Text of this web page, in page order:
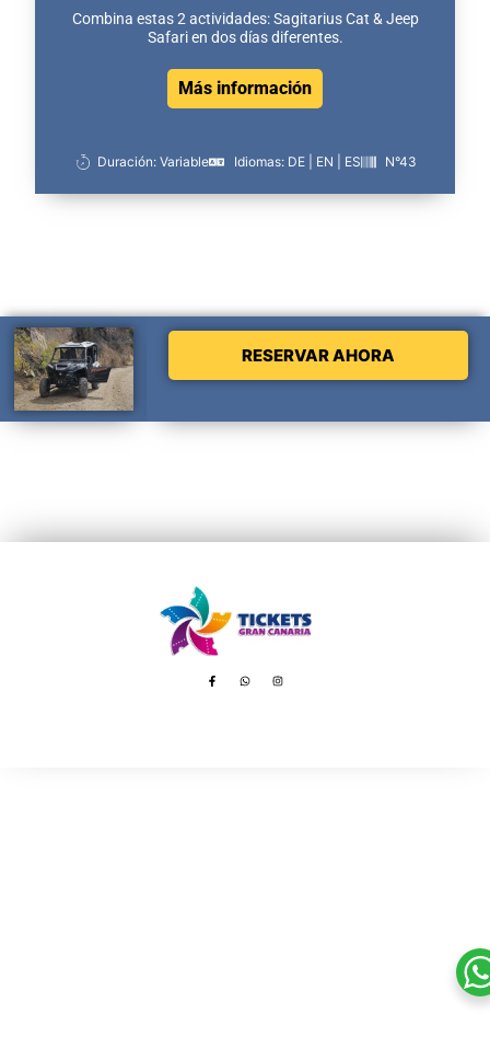
Combina estas 2 actividades: Sagitarius Cat & Jeep
Safari en dos días diferentes.
Más información
Duración: Variable Idiomas: DE | EN | ES N°43
RESERVAR AHORA